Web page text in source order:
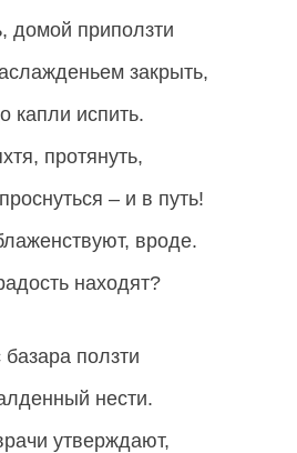
домой приползти
закрыть,
капли испить.
протянуть,
– и в путь!
вроде.
находят?
ползти
нести.
утверждают,